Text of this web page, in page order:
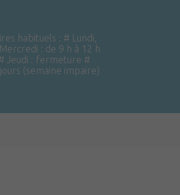
habituels : # Lundi,
: de 9 h à 12 h
Jeudi : fermeture #
(semaine impaire)